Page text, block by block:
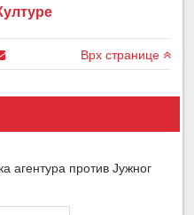
Врх странице
агентура против Јужног